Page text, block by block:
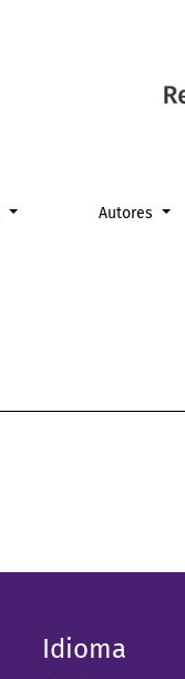
Autores
Idioma